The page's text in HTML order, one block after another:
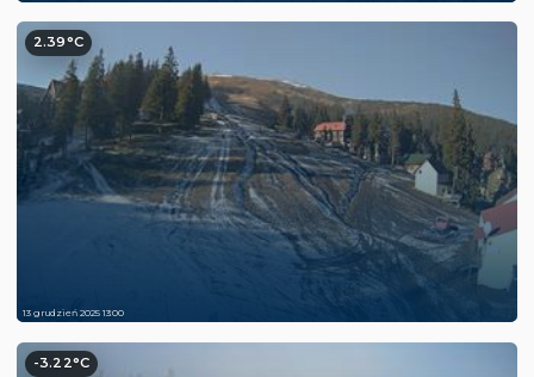
2.39°C
13 grudzień 2025 13:00
-3.22°C